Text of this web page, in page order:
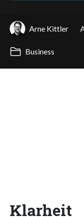
Arne Kittler
Business
Klarheit